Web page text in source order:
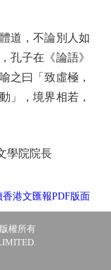
道，不論別人如
孔子在《論語》
之曰「致虛極，
」，境界相若，
學院院長
香港文匯報PDF版面
權所有